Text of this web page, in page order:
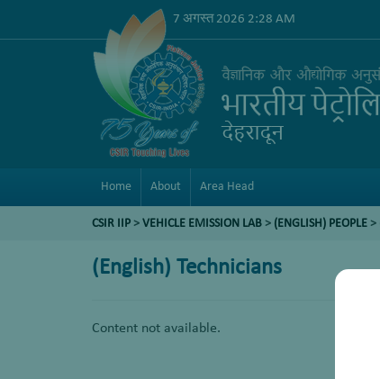
7 अगस्त 2026 2:28 AM
Home About Area Head
CSIR IIP > VEHICLE EMISSION LAB > (ENGLISH) PEOPLE >
(English) Technicians
Content not available.